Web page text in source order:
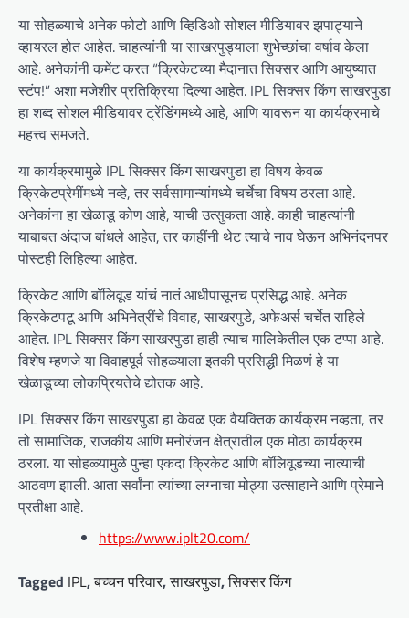
या सोहळ्याचे अनेक फोटो आणि व्हिडिओ सोशल मीडियावर झपाट्याने
व्हायरल होत आहेत. चाहत्यांनी या साखरपुड्याला शुभेच्छांचा वर्षाव केला
आहे. अनेकांनी कमेंट करत “क्रिकेटच्या मैदानात सिक्सर आणि आयुष्यात
स्टंप!” अशा मजेशीर प्रतिक्रिया दिल्या आहेत. IPL सिक्सर किंग साखरपुडा
हा शब्द सोशल मीडियावर ट्रेंडिंगमध्ये आहे, आणि यावरून या कार्यक्रमाचे
महत्त्व समजते.
या कार्यक्रमामुळे IPL सिक्सर किंग साखरपुडा हा विषय केवळ
क्रिकेटप्रेमींमध्ये नव्हे, तर सर्वसामान्यांमध्ये चर्चेचा विषय ठरला आहे.
अनेकांना हा खेळाडू कोण आहे, याची उत्सुकता आहे. काही चाहत्यांनी
याबाबत अंदाज बांधले आहेत, तर काहींनी थेट त्याचे नाव घेऊन अभिनंदनपर
पोस्टही लिहिल्या आहेत.
क्रिकेट आणि बॉलिवूड यांचं नातं आधीपासूनच प्रसिद्ध आहे. अनेक
क्रिकेटपटू आणि अभिनेत्रींचे विवाह, साखरपुडे, अफेअर्स चर्चेत राहिले
आहेत. IPL सिक्सर किंग साखरपुडा हाही त्याच मालिकेतील एक टप्पा आहे.
विशेष म्हणजे या विवाहपूर्व सोहळ्याला इतकी प्रसिद्धी मिळणं हे या
खेळाडूच्या लोकप्रियतेचे द्योतक आहे.
IPL सिक्सर किंग साखरपुडा हा केवळ एक वैयक्तिक कार्यक्रम नव्हता, तर
तो सामाजिक, राजकीय आणि मनोरंजन क्षेत्रातील एक मोठा कार्यक्रम
ठरला. या सोहळ्यामुळे पुन्हा एकदा क्रिकेट आणि बॉलिवूडच्या नात्याची
आठवण झाली. आता सर्वांना त्यांच्या लग्नाचा मोठ्या उत्साहाने आणि प्रेमाने
प्रतीक्षा आहे.
https://www.iplt20.com/
Tagged IPL,बच्चन परिवार,साखरपुडा,सिक्सर किंग